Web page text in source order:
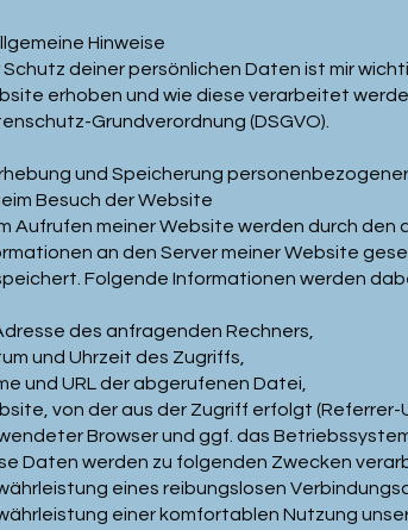
Hinweise
Schutz deiner persönlichen Daten ist mir
erhoben und wie diese verarbeitet
Grundverordnung (DSGVO).
und Speicherung
Besuch der Website
Aufrufen meiner Website werden durch
an den Server meiner Website
Folgende Informationen werden
des anfragenden Rechners,
und Uhrzeit des Zugriffs,
und URL der abgerufenen Datei,
von der aus der Zugriff erfolgt (Referrer-
Browser und ggf. das
Daten werden zu folgenden Zwecken
eines reibungslosen
einer komfortablen Nutzung